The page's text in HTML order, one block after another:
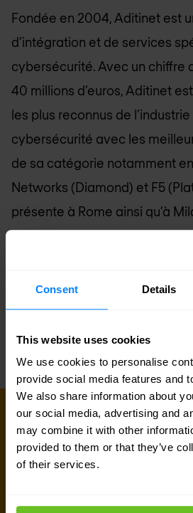
Consent Details
This website uses cookies
We use cookies to personalise
provide social media features and
We also share information about
our social media, advertising and
may combine it with other
provided to them or that they’ve
of their services.
Fondée en 2004, Aditinet est
d’intégration et de services
cybersécurité. Avec un chiffre
40 millions d’euros, Aditinet
les plus reconnus de
cybersécurité avec les
de sa catégorie notamment
Networks (Diamond) et F5
présente à Rome ainsi qu’à
150 clients, dont plusieurs
universités, des entreprises
ministères.
CONTACTEZ NOUS
Vous souhaitez en
sujet ?